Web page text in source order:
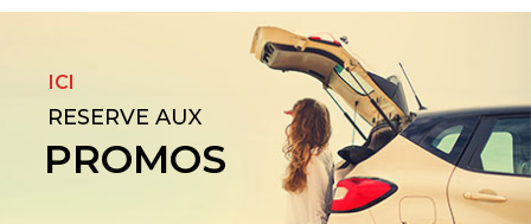
ICI
RESERVE AUX
PROMOS